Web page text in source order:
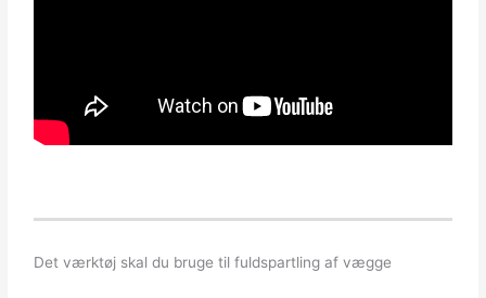
Det værktøj skal du bruge til fuldspartling af vægge